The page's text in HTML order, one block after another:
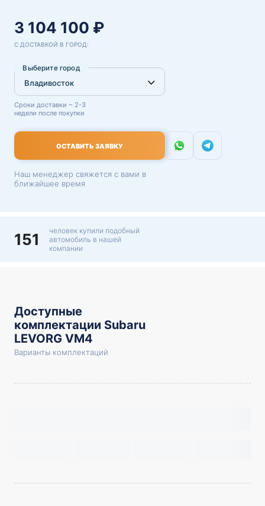
3 104 100 ₽
С ДОСТАВКОЙ В ГОРОД:
Выберите город
Сроки доставки ~ 2-3
недели после покупки
ОСТАВИТЬ ЗАЯВКУ
Наш менеджер свяжется с вами в
ближайшее время
151
человек купили подобный
автомобиль в нашей
компании
Доступные
комплектации Subaru
LEVORG VM4
Варианты комплектаций